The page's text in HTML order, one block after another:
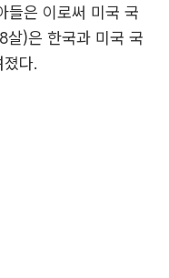
들은 이로써 미국 국
살)은 한국과 미국 국
다.